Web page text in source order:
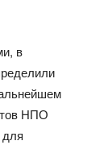
в
НПО